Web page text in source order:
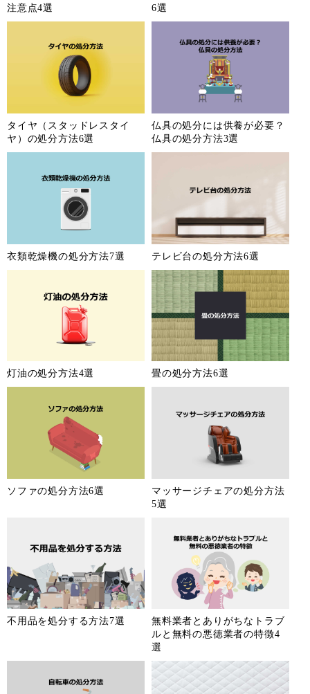
注意点4選
6選
タイヤ（スタッドレスタイ
ヤ）の処分方法6選
仏具の処分には供養が必要？
仏具の処分方法3選
衣類乾燥機の処分方法7選 テレビ台の処分方法6選
灯油の処分方法4選 畳の処分方法6選
ソファの処分方法6選
マッサージチェアの処分方法
5選
不用品を処分する方法7選
無料業者とありがちなトラブ
ルと無料の悪徳業者の特徴4
選